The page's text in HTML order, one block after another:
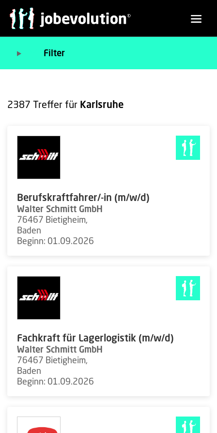
Filter
2387 Treffer für Karlsruhe
Berufskraftfahrer/-in (m/w/d)
Walter Schmitt GmbH
76467 Bietigheim,
Baden
Beginn: 01.09.2026
Fachkraft für Lagerlogistik (m/w/d)
Walter Schmitt GmbH
76467 Bietigheim,
Baden
Beginn: 01.09.2026